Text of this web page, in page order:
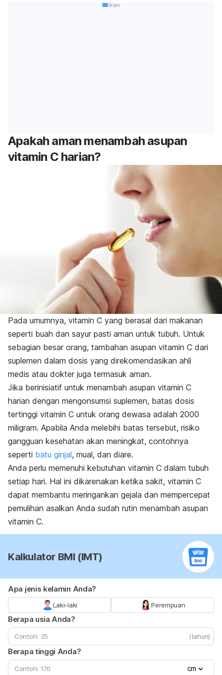
Iklan
Apakah aman menambah asupan
vitamin C harian?
Pada umumnya, vitamin C yang berasal dari makanan
seperti buah dan sayur pasti aman untuk tubuh. Untuk
sebagian besar orang, tambahan asupan vitamin C dari
suplemen dalam dosis yang direkomendasikan ahli
medis atau dokter juga termasuk aman.
Jika berinisiatif untuk menambah asupan vitamin C
harian dengan mengonsumsi suplemen, batas dosis
tertinggi vitamin C untuk orang dewasa adalah 2000
miligram. Apabila Anda melebihi batas tersebut, risiko
gangguan kesehatan akan meningkat, contohnya
seperti batu ginjal, mual, dan diare.
Anda perlu memenuhi kebutuhan vitamin C dalam tubuh
setiap hari. Hal ini dikarenakan ketika sakit, vitamin C
dapat membantu meringankan gejala dan mempercepat
pemulihan asalkan Anda sudah rutin menambah asupan
vitamin C.
Kalkulator BMI (IMT)
Apa jenis kelamin Anda?
Laki-laki Perempuan
Berapa usia Anda?
(tahun)
Berapa tinggi Anda?
cm